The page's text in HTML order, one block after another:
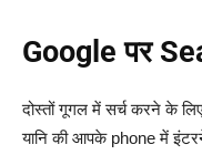
Google पर
दोस्तों गूगल में सर्च करने के
यानि की आपके phone में